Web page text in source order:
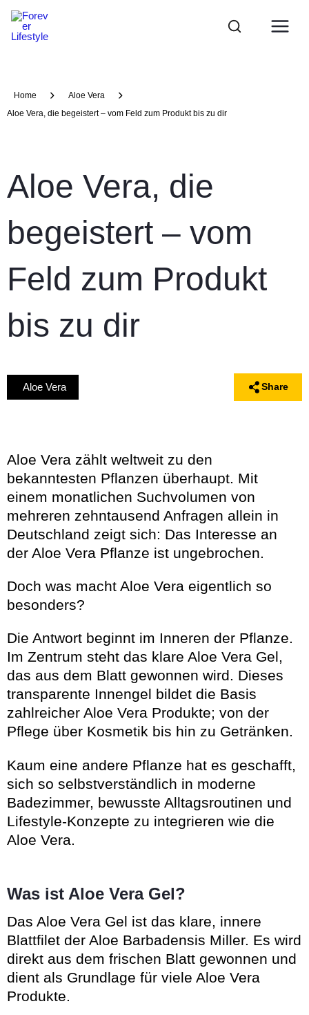
Inhalt
springen
Home
Aloe Vera
Aloe Vera, die begeistert – vom Feld zum Produkt bis zu dir
Aloe Vera, die
begeistert – vom
Feld zum Produkt
bis zu dir
Aloe Vera Share
Aloe Vera zählt weltweit zu den
bekanntesten Pflanzen überhaupt. Mit
einem monatlichen Suchvolumen von
mehreren zehntausend Anfragen allein in
Deutschland zeigt sich: Das Interesse an
der Aloe Vera Pflanze ist ungebrochen.
Doch was macht Aloe Vera eigentlich so
besonders?
Die Antwort beginnt im Inneren der Pflanze.
Im Zentrum steht das klare Aloe Vera Gel,
das aus dem Blatt gewonnen wird. Dieses
transparente Innengel bildet die Basis
zahlreicher Aloe Vera Produkte; von der
Pflege über Kosmetik bis hin zu Getränken.
Kaum eine andere Pflanze hat es geschafft,
sich so selbstverständlich in moderne
Badezimmer, bewusste Alltagsroutinen und
Lifestyle-Konzepte zu integrieren wie die
Aloe Vera.
Was ist Aloe Vera Gel?
Das Aloe Vera Gel ist das klare, innere
Blattfilet der Aloe Barbadensis Miller. Es wird
direkt aus dem frischen Blatt gewonnen und
dient als Grundlage für viele Aloe Vera
Produkte.